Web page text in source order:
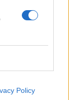
Policy
con 8 squadre
dei molisani del
salgono